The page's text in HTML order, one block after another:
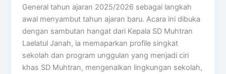
General tahun ajaran 2025/2026 sebagai langkah
awal menyambut tahun ajaran baru. Acara ini dibuka
dengan sambutan hangat dari Kepala SD Muhtran
Laelatul Janah, ia memaparkan profile singkat
sekolah dan program unggulan yang menjadi ciri
khas SD Muhtran, mengenalkan lingkungan sekolah,